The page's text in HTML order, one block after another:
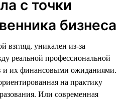
с точки
бизнеса
уникален из-за
реальной профессиональной
и их финансовыми ожиданиями.
на практику
Или современная